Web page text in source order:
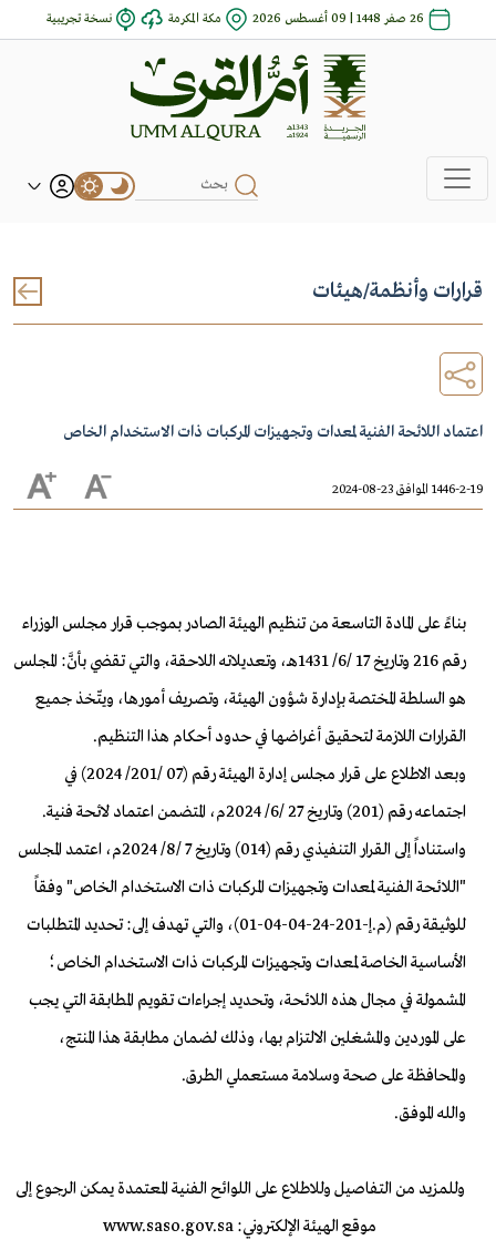
26 صفر 1448 | 09 أغسطس 2026 مكة المكرمة نسخة تجريبية
قرارات وأنظمة/هيئات
اعتماد اللائحة الفنية لمعدات وتجهيزات المركبات ذات الاستخدام الخاص
1446-2-19 الموافق 23-08-2024
بناءً على المادة التاسعة من تنظيم الهيئة الصادر بموجب قرار مجلس الوزراء
رقم 216 وتاريخ 17 /6/ 1431هـ، وتعديلاته اللاحقة، والتي تقضي بأنَّ: المجلس
هو السلطة المختصة بإدارة شؤون الهيئة، وتصريف أمورها، ويتّخذ جميع
القرارات اللازمة لتحقيق أغراضها في حدود أحكام هذا التنظيم.
وبعد الاطلاع على قرار مجلس إدارة الهيئة رقم (07 /201/ 2024) في
اجتماعه رقم (201) وتاريخ 27 /6/ 2024م، المتضمن اعتماد لائحة فنية.
واستناداً إلى القرار التنفيذي رقم (014) وتاريخ 7 /8/ 2024م، اعتمد المجلس
"اللائحة الفنية لمعدات وتجهيزات المركبات ذات الاستخدام الخاص" وفقاً
للوثيقة رقم (م.إ-201-24-04-04-01)، والتي تهدف إلى: تحديد المتطلبات
الأساسية الخاصة لمعدات وتجهيزات المركبات ذات الاستخدام الخاص؛
المشمولة في مجال هذه اللائحة، وتحديد إجراءات تقويم المطابقة التي يجب
على الموردين والمشغلين الالتزام بها، وذلك لضمان مطابقة هذا المنتج،
والمحافظة على صحة وسلامة مستعملي الطرق.
والله الموفق.
وللمزيد من التفاصيل وللاطلاع على اللوائح الفنية المعتمدة يمكن الرجوع إلى
موقع الهيئة الإلكتروني: www.saso.gov.sa